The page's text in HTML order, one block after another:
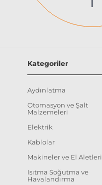
Kategoriler
Aydınlatma
Otomasyon ve Şalt
Malzemeleri
Elektrik
Kablolar
Makineler ve El Aletleri
Isıtma Soğutma ve
Havalandırma